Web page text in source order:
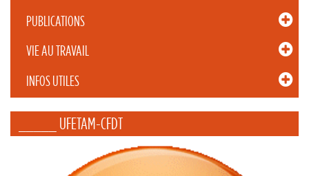
PUBLICATIONS
VIE AU TRAVAIL
INFOS UTILES
_____ UFETAM-CFDT